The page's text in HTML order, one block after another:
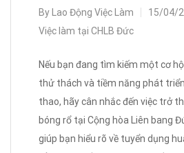
By Lao Động Việc Làm
15/04/
Việc làm tại CHLB Đức
Nếu bạn đang tìm kiếm một cơ
thử thách và tiềm năng phát
thao, hãy cân nhắc đến việc trở
bóng rổ tại Cộng hòa Liên bang
giúp bạn hiểu rõ về tuyển dụng